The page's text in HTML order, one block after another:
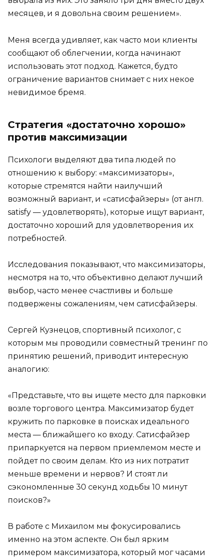
месяцев, и я довольна своим решением».
Меня всегда удивляет, как часто мои клиенты
сообщают об облегчении, когда начинают
использовать этот подход. Кажется, будто
ограничение вариантов снимает с них некое
невидимое бремя.
Стратегия «достаточно хорошо»
против максимизации
Психологи выделяют два типа людей по
отношению к выбору: «максимизаторы»,
которые стремятся найти наилучший
возможный вариант, и «сатисфайзеры» (от англ.
satisfy — удовлетворять), которые ищут вариант,
достаточно хороший для удовлетворения их
потребностей.
Исследования показывают, что максимизаторы,
несмотря на то, что объективно делают лучший
выбор, часто менее счастливы и больше
подвержены сожалениям, чем сатисфайзеры.
Сергей Кузнецов, спортивный психолог, с
которым мы проводили совместный тренинг по
принятию решений, приводит интересную
аналогию:
«Представьте, что вы ищете место для парковки
возле торгового центра. Максимизатор будет
кружить по парковке в поисках идеального
места — ближайшего ко входу. Сатисфайзер
припаркуется на первом приемлемом месте и
пойдет по своим делам. Кто из них потратит
меньше времени и нервов? И стоят ли
сэкономленные 30 секунд ходьбы 10 минут
поисков?»
В работе с Михаилом мы фокусировались
именно на этом аспекте. Он был ярким
примером максимизатора, который мог часами